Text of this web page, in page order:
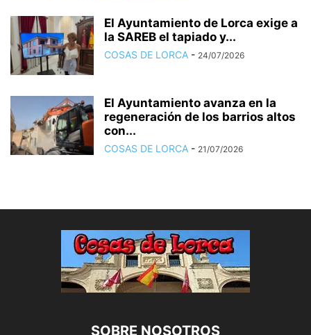
El Ayuntamiento de Lorca exige a
la SAREB el tapiado y...
COSAS DE LORCA - 24/07/2026
El Ayuntamiento avanza en la
regeneración de los barrios altos
con...
COSAS DE LORCA - 21/07/2026
SOBRE NOSOTROS